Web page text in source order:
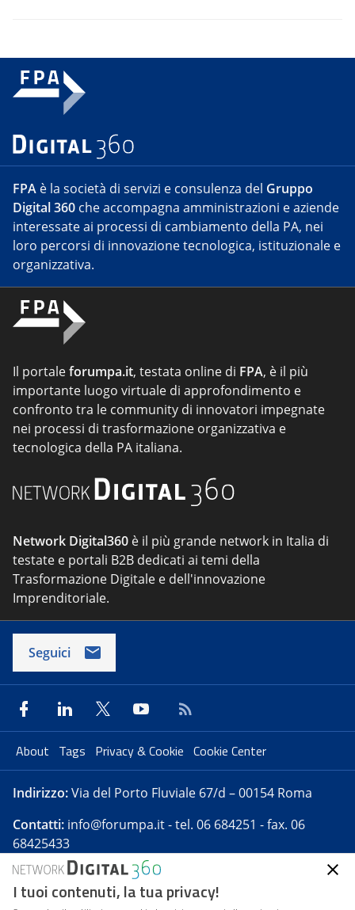
FPA è la società di servizi e consulenza del Gruppo
Digital 360 che accompagna amministrazioni e aziende
interessate ai processi di cambiamento della PA, nei
loro percorsi di innovazione tecnologica, istituzionale e
organizzativa.
Il portaleforumpa.it, testata online di FPA, è il più
importante luogo virtuale di approfondimento e
confronto tra le community di innovatori impegnate
nei processi di trasformazione organizzativa e
tecnologica della PA italiana.
Network Digital360 è il più grande network in Italia di
testate e portali B2B dedicati ai temi della
Trasformazione Digitale e dell'innovazione
Imprenditoriale.
Seguici
About Tags Privacy & Cookie Cookie Center
Indirizzo:Via del Porto Fluviale 67/d – 00154 Roma
Contatti: info@forumpa.it- tel. 06 684251 - fax. 06
68425433
Forumpa.itè una pubblicazione telematica iscritta
I tuoi contenuti, la tua privacy!